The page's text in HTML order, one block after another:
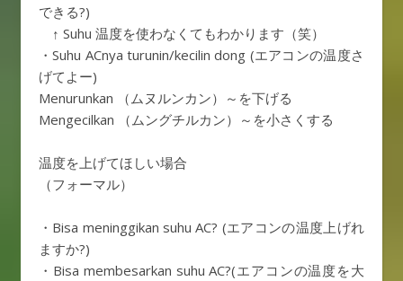
できる?)
↑ Suhu 温度を使わなくてもわかります（笑）
・Suhu ACnya turunin/kecilin dong (エアコンの温度さ
げてよー)
Menurunkan （ムヌルンカン）～を下げる
Mengecilkan （ムングチルカン）～を小さくする
温度を上げてほしい場合
（フォーマル）
・Bisa meninggikan suhu AC? (エアコンの温度上げれ
ますか?)
・Bisa membesarkan suhu AC?(エアコンの温度を大